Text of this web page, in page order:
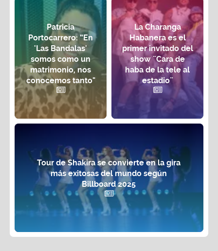
Patricia
Portocarrero: “En
'Las Bandalas'
somos como un
matrimonio, nos
conocemos tanto"
La Charanga
Habanera es el
primer invitado del
show ¨Cara de
haba de la tele al
estadio¨
Tour de Shakira se convierte en la gira
más exitosas del mundo según
Billboard 2025